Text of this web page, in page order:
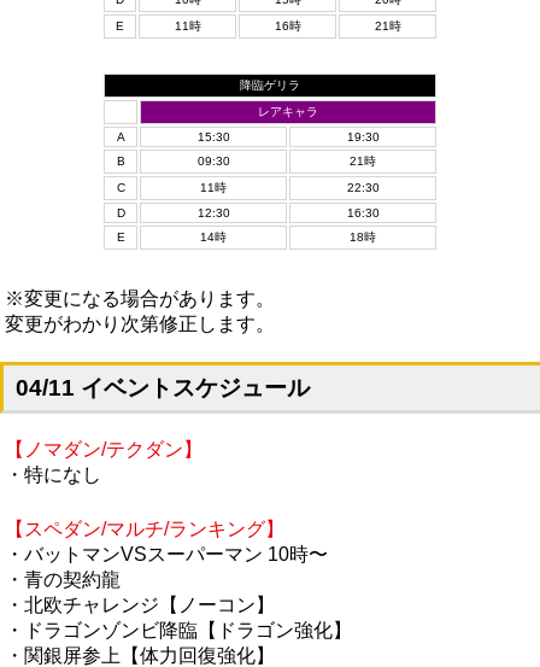
E
11時 16時 21時
降臨ゲリラ
レアキャラ
A
15:30
19:30
B
09:30
21時
C
11時
22:30
D
12:30
16:30
E
14時 18時
※変更になる場合があります。
変更がわかり次第修正します。
04/11 イベントスケジュール
【ノマダン/テクダン】
・特になし
【スペダン/マルチ/ランキング】
・バットマンVSスーパーマン 10時〜
・青の契約龍
・北欧チャレンジ【ノーコン】
・ドラゴンゾンビ降臨【ドラゴン強化】
・関銀屏参上【体力回復強化】